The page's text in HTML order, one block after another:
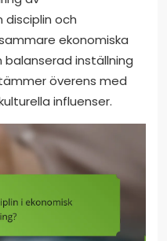
och
ekonomiska
inställning
överens med
influenser.